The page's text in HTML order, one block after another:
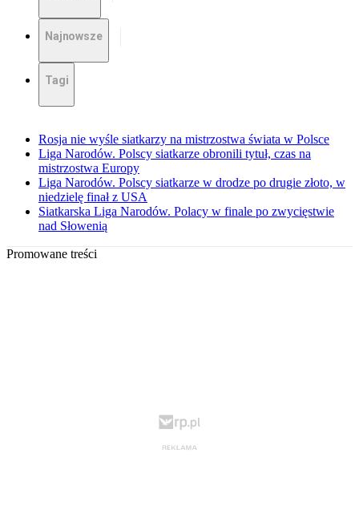
Najnowsze
Tagi
Rosja nie wyśle siatkarzy na mistrzostwa świata w Polsce
Liga Narodów. Polscy siatkarze obronili tytuł, czas na
mistrzostwa Europy
Liga Narodów. Polscy siatkarze w drodze po drugie złoto, w
niedzielę finał z USA
Siatkarska Liga Narodów. Polacy w finale po zwycięstwie
nad Słowenią
Promowane treści